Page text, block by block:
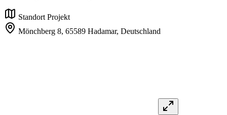
Standort Projekt
Mönchberg 8, 65589 Hadamar, Deutschland